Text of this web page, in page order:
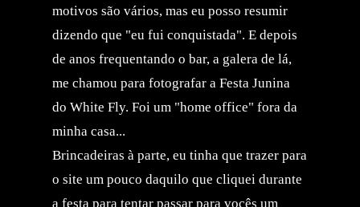
motivos são vários, mas eu posso resumir
dizendo que "eu fui conquistada". E depois
de anos frequentando o bar, a galera de lá,
me chamou para fotografar a Festa Junina
do White Fly. Foi um "home office" fora da
minha casa...
Brincadeiras à parte, eu tinha que trazer para
o site um pouco daquilo que cliquei durante
a festa para tentar passar para vocês um